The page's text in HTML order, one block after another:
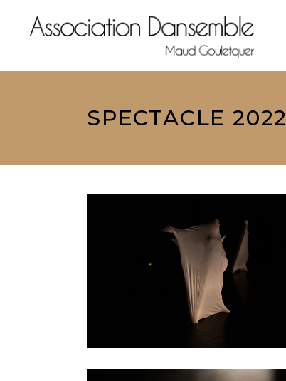
SPECTACLE 2022